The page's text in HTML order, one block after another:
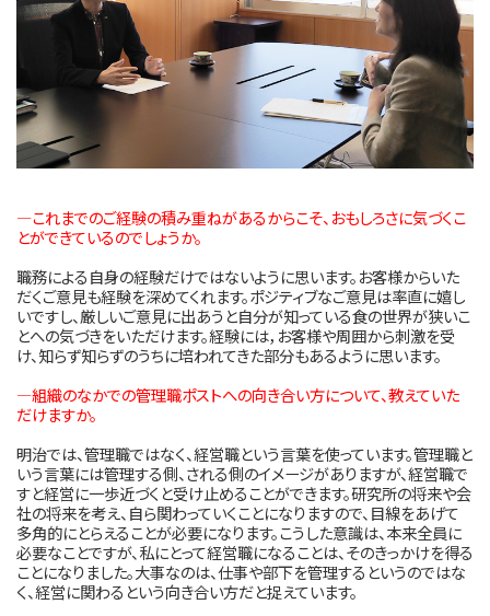
―これまでのご経験の積み重ねがあるからこそ、おもしろさに気づくこ
とができているのでしょうか。
職務による自身の経験だけではないように思います。お客様からいた
だくご意見も経験を深めてくれます。ポジティブなご意見は率直に嬉し
いですし、厳しいご意見に出あうと自分が知っている食の世界が狭いこ
とへの気づきをいただけます。経験には，お客様や周囲から刺激を受
け、知らず知らずのうちに培われてきた部分もあるように思います。
―組織のなかでの管理職ポストへの向き合い方について、教えていた
だけますか。
明治では、管理職ではなく、経営職という言葉を使っています。管理職と
いう言葉には管理する側、される側のイメージがありますが、経営職で
すと経営に一歩近づくと受け止めることができます。研究所の将来や会
社の将来を考え、自ら関わっていくことになりますので、目線をあげて
多角的にとらえることが必要になります。こうした意識は、本来全員に
必要なことですが、私にとって経営職になることは、そのきっかけを得る
ことになりました。大事なのは、仕事や部下を管理するというのではな
く、経営に関わるという向き合い方だと捉えています。